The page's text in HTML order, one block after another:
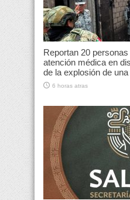
Reportan 20
atención médica en
de la explosión de una
6 horas atras